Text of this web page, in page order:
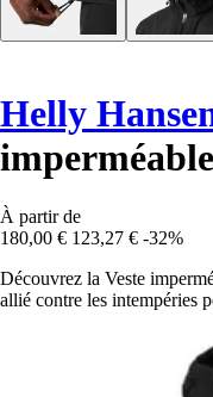
Helly
À partir de
180,00 € 123,27 € -32%
Découvrez la Veste
allié contre les intempéries